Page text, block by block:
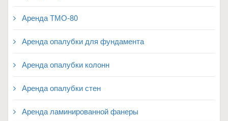
Аренда ТМО-80
Аренда опалубки для фундамента
Аренда опалубки колонн
Аренда опалубки стен
Аренда ламинированной фанеры